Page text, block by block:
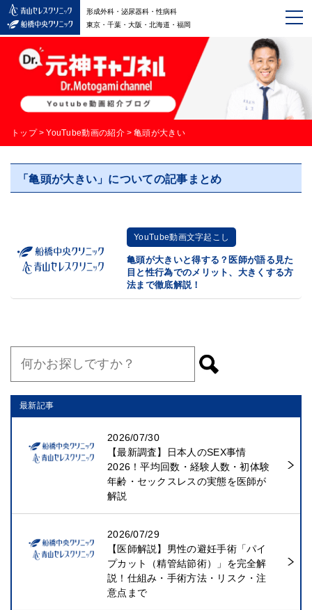
形成外科・泌尿器科・性病科
東京・千葉・大阪・北海道・福岡
トップ > YouTube動画の紹介 > 亀頭が大きい
「亀頭が大きい」についての記事まとめ
YouTube動画文字起こし
亀頭が大きいと得する？医師が語る見た
目と性行為でのメリット、大きくする方
法まで徹底解説！
最新記事
2026/07/30
【最新調査】日本人のSEX事情
2026！平均回数・経験人数・初体験
年齢・セックスレスの実態を医師が
解説
2026/07/29
【医師解説】男性の避妊手術「パイ
プカット（精管結節術）」を完全解
説！仕組み・手術方法・リスク・注
意点まで